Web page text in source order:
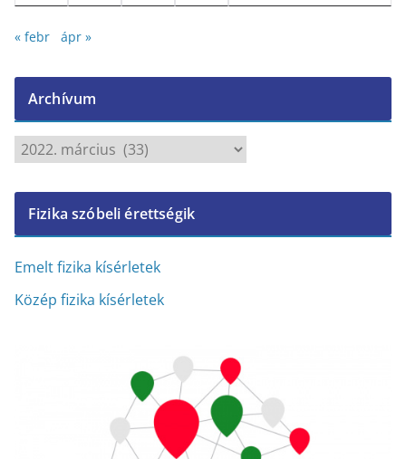
« febr ápr »
Archívum
r
c
í
v
m
Fizika szóbeli érettségik
Emelt fizika kísérletek
Közép fizika kísérletek